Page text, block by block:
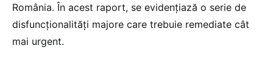
România. În acest raport, se evidențiază o serie de
disfuncționalități majore care trebuie remediate cât
mai urgent.